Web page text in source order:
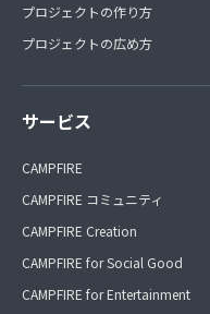
プロジェクトの作り方
プロジェクトの広め方
サービス
CAMPFIRE
CAMPFIRE コミュニティ
CAMPFIRE Creation
CAMPFIRE for Social Good
CAMPFIRE for Entertainment